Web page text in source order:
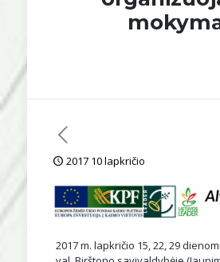
2017 10 lapkričio
2017 m. lapkričio 15, 22, 29